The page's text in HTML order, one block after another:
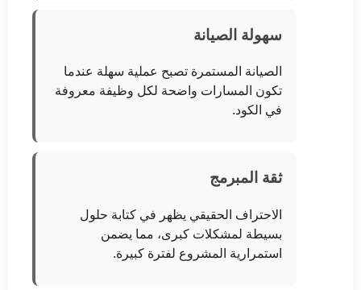
سهولة الصيانة
الصيانة المستمرة تصبح عملية سهلة عندما
تكون المسارات واضحة لكل وظيفة معروفة
في الكود.
ثقة المبرمج
الاحتراف الحقيقي يظهر في كتابة حلول
بسيطة لمشكلات كبرى، مما يضمن
استمرارية المشروع لفترة كبيرة.